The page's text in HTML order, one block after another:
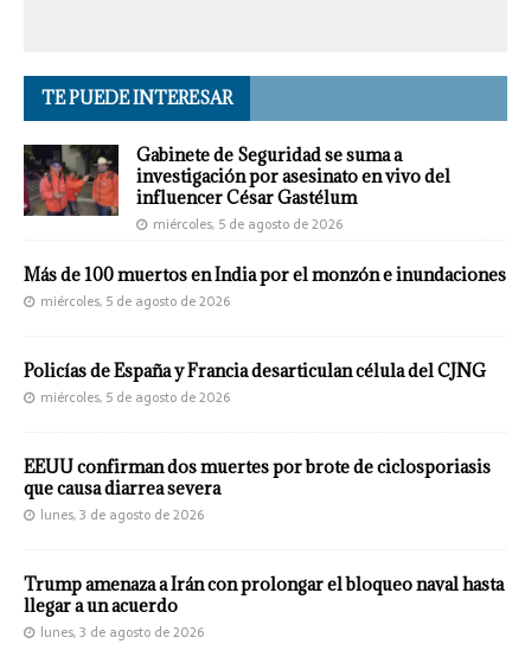
TE PUEDE INTERESAR
Gabinete de Seguridad se suma a
investigación por asesinato en vivo del
influencer César Gastélum
miércoles, 5 de agosto de 2026
Más de 100 muertos en India por el monzón e inundaciones
miércoles, 5 de agosto de 2026
Policías de España y Francia desarticulan célula del CJNG
miércoles, 5 de agosto de 2026
EEUU confirman dos muertes por brote de ciclosporiasis
que causa diarrea severa
lunes, 3 de agosto de 2026
Trump amenaza a Irán con prolongar el bloqueo naval hasta
llegar a un acuerdo
lunes, 3 de agosto de 2026